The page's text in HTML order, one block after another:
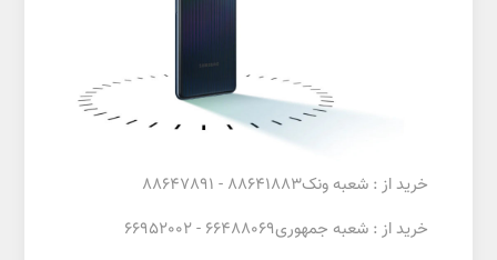
خرید از : شعبه ونک88641883 - 88647891
خرید از : شعبه جمهوری66488069 - 66952002